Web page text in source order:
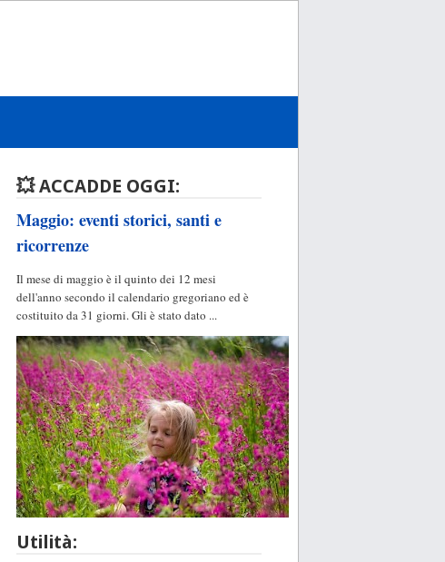
💥 ACCADDE OGGI:
Maggio: eventi storici, santi e
ricorrenze
Il mese di maggio è il quinto dei 12 mesi
dell'anno secondo il calendario gregoriano ed è
costituito da 31 giorni. Gli è stato dato ...
Utilità: